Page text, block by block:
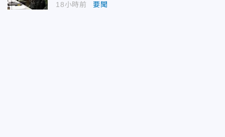
18小時前 要聞